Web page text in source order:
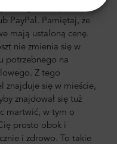
gotówką. Możesz
PayPal. Pamiętaj, że
mają ustaloną cenę.
nie zmienia się w
potrzebnego na
Z tego
znajduje się w mieście,
znajdował się tuż
martwić, w tym o
prosto obok i
i zdrowo. To takie